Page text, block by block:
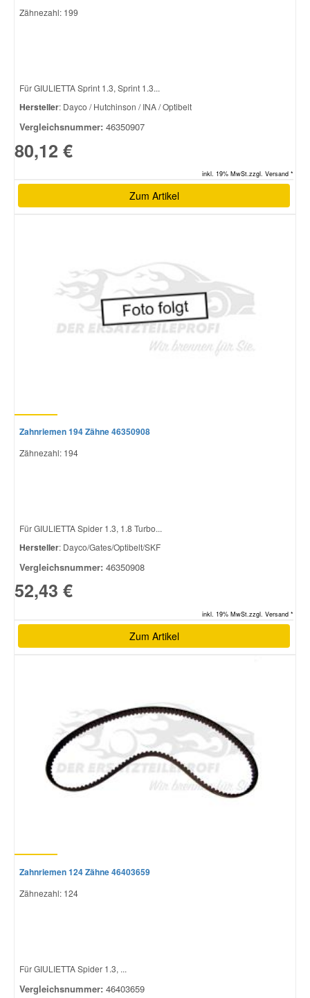
Zähnezahl: 199
Für GIULIETTA Sprint 1.3, Sprint 1.3...
Hersteller: Dayco / Hutchinson / INA / Optibelt
Vergleichsnummer: 46350907
80,12 €
inkl. 19% MwSt.zzgl. Versand *
Zum Artikel
Zahnriemen 194 Zähne 46350908
Zähnezahl: 194
Für GIULIETTA Spider 1.3, 1.8 Turbo...
Hersteller: Dayco/Gates/Optibelt/SKF
Vergleichsnummer: 46350908
52,43 €
inkl. 19% MwSt.zzgl. Versand *
Zum Artikel
Zahnriemen 124 Zähne 46403659
Zähnezahl: 124
Für GIULIETTA Spider 1.3, ...
Vergleichsnummer: 46403659